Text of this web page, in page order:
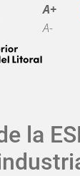
A+
A-
la